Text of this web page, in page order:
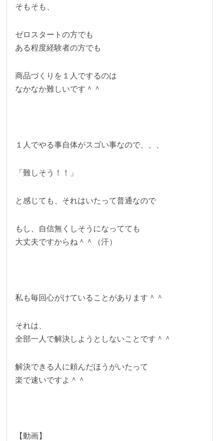
そもそも、
ゼロスタートの方でも
ある程度経験者の方でも
商品づくりを１人でするのは
なかなか難しいです＾＾
１人でやる事自体がスゴい事なので、、、
「難しそう！！」
と感じても、それはいたって普通なので
もし、自信無くしそうになってても
大丈夫ですからね＾＾（汗）
私も毎回心がけていることがあります＾＾
それは、
全部一人で解決しようとしないことです＾＾
解決できる人に頼んだほうがいたって
楽で速いですよ＾＾
【動画】